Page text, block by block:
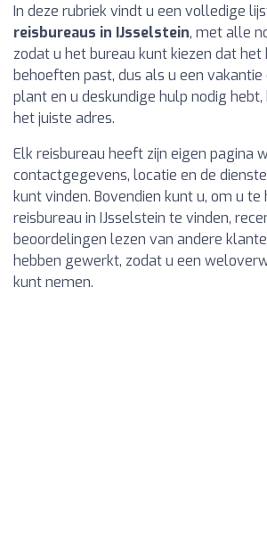
In deze rubriek vindt u een volledige
reisbureaus in IJsselstein, met alle
zodat u het bureau kunt kiezen dat het
behoeften past, dus als u een vakantie
plant en u deskundige hulp nodig hebt,
het juiste adres.
Elk reisbureau heeft zijn eigen pagina
contactgegevens, locatie en de
kunt vinden. Bovendien kunt u, om u te
reisbureau in IJsselstein te vinden,
beoordelingen lezen van andere
hebben gewerkt, zodat u een
kunt nemen.